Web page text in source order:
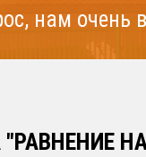
нам очень